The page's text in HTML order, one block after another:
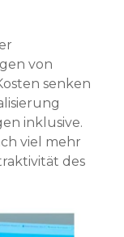
von
senken
inklusive.
viel mehr
des